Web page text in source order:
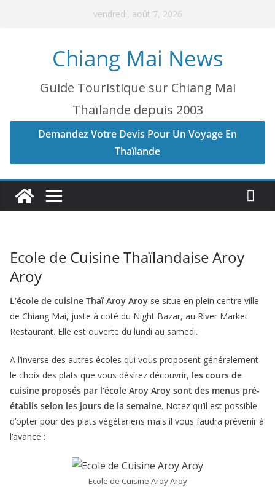
vendredi, août 7, 2026
Chiang Mai News
Guide Touristique sur Chiang Mai
Thaïlande depuis 2003
Demandez Votre Devis Pour Un Voyage En
Thaïlande
Ecole de Cuisine Thaïlandaise Aroy
Aroy
L’école de cuisine Thaï Aroy Aroy se situe en plein centre ville
de Chiang Mai, juste à coté du Night Bazar, au River Market
Restaurant. Elle est ouverte du lundi au samedi.
A l’inverse des autres écoles qui vous proposent généralement
le choix des plats que vous désirez découvrir, les cours de
cuisine proposés par l’école Aroy Aroy sont des menus pré-
établis selon les jours de la semaine. Notez qu’il est possible
d’opter pour des plats végétariens mais il vous faudra prévenir à
l’avance :
Ecole de Cuisine Aroy Aroy